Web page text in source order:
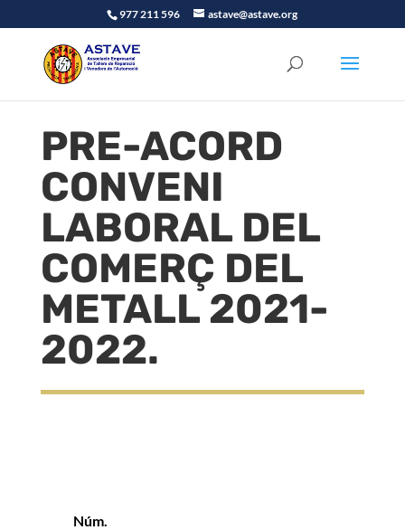
977 211 596 astave@astave.org
PRE-ACORD
CONVENI
LABORAL DEL
COMERÇ DEL
METALL 2021-
2022.
Núm.